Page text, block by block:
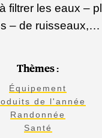
filtrer les eaux –
– de ruisseaux,…
Thèmes :
Équipement
de l'année
Randonnée
Santé